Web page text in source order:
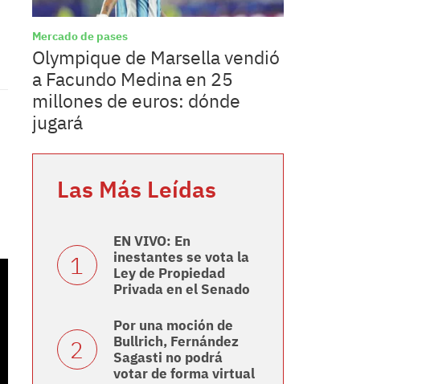
Mercado de pases
Olympique de Marsella vendió
a Facundo Medina en 25
millones de euros: dónde
jugará
Las Más Leídas
EN VIVO: En
inestantes se vota la
Ley de Propiedad
Privada en el Senado
Por una moción de
Bullrich, Fernández
Sagasti no podrá
votar de forma virtual